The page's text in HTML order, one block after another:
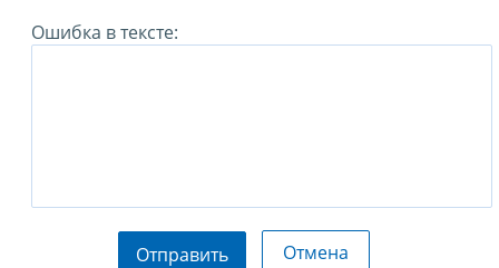
Ошибка в тексте:
Отправить Отмена